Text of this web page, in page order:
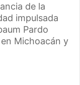
de la
impulsada
Pardo
Michoacán y